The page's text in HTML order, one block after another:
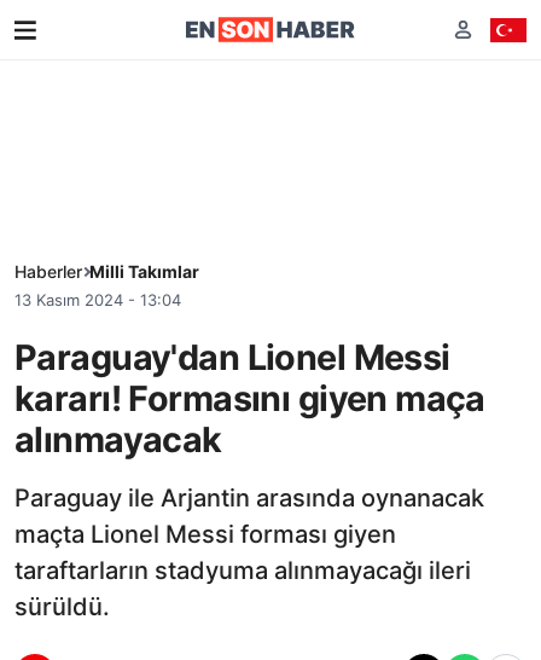
Haberler Milli Takımlar
13 Kasım 2024 - 13:04
Paraguay'dan Lionel Messi
kararı! Formasını giyen maça
alınmayacak
Paraguay ile Arjantin arasında oynanacak
maçta Lionel Messi forması giyen
taraftarların stadyuma alınmayacağı ileri
sürüldü.